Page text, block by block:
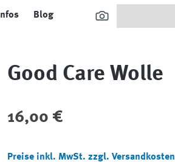
Infos Blog
Good Care Wolle
Regulärer Preis:
16,00 €
Preise inkl. MwSt. zzgl. Versandkosten